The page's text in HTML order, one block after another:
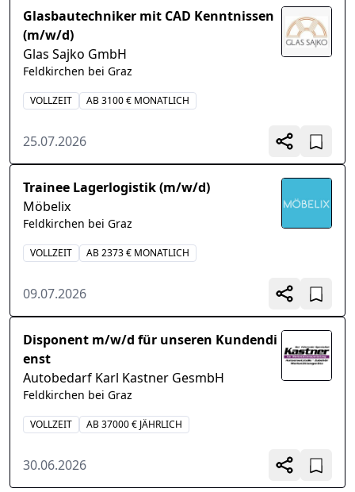
Glasbautechniker mit CAD Kenntnissen
(m/w/d)
Glas Sajko GmbH
Feldkirchen bei Graz
VOLLZEIT AB 3100 € MONATLICH
25.07.2026
Trainee Lagerlogistik (m/w/d)
Möbelix
Feldkirchen bei Graz
VOLLZEIT AB 2373 € MONATLICH
09.07.2026
Disponent m/w/d für unseren Kundendi
enst
Autobedarf Karl Kastner GesmbH
Feldkirchen bei Graz
VOLLZEIT AB 37000 € JÄHRLICH
30.06.2026